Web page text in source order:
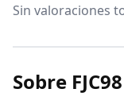
Sin valoraciones
Sobre